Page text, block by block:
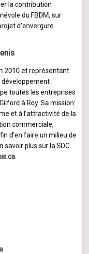
la contribution
du FBDM, sur
d’envergure.
2010 et représentant
développement
toutes les entreprises
à Roy. Sa mission:
et à l’attractivité de la
commerciale,
d’en faire un milieu de
savoir plus sur la SDC